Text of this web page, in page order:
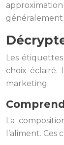
Les
choix
marketing.
La
l’aliment.